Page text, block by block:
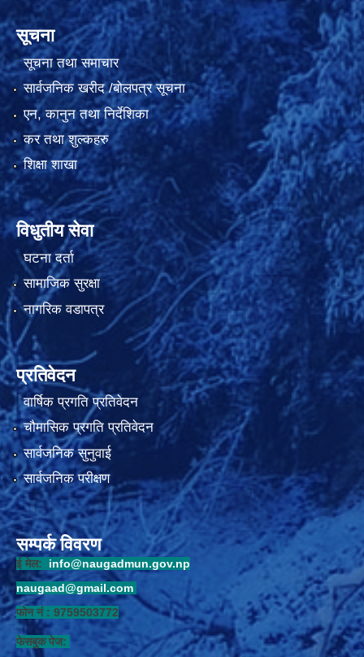
सूचना
सूचना तथा समाचार
सार्वजनिक खरीद /बोलपत्र सूचना
एन, कानुन तथा निर्देशिका
कर तथा शुल्कहरु
शिक्षा शाखा
विधुतीय सेवा
घटना दर्ता
सामाजिक सुरक्षा
नागरिक वडापत्र
प्रतिवेदन
वार्षिक प्रगति प्रतिवेदन
चौमासिक प्रगति प्रतिवेदन
सार्वजनिक सुनुवाई
सार्वजनिक परीक्षण
सम्पर्क विवरण
ई मेल: info@naugadmun.gov.np
naugaad@gmail.com
फोन नं : 9759503772
फेसबुक पेज: